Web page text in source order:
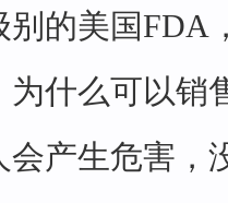
别的美国FDA
什么可以销
产生危害，